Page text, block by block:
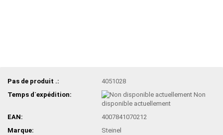
Pas de produit .:
4051028
Temps d`expédition:
Non
disponible actuellement
EAN:
4007841070212
Marque:
Steinel